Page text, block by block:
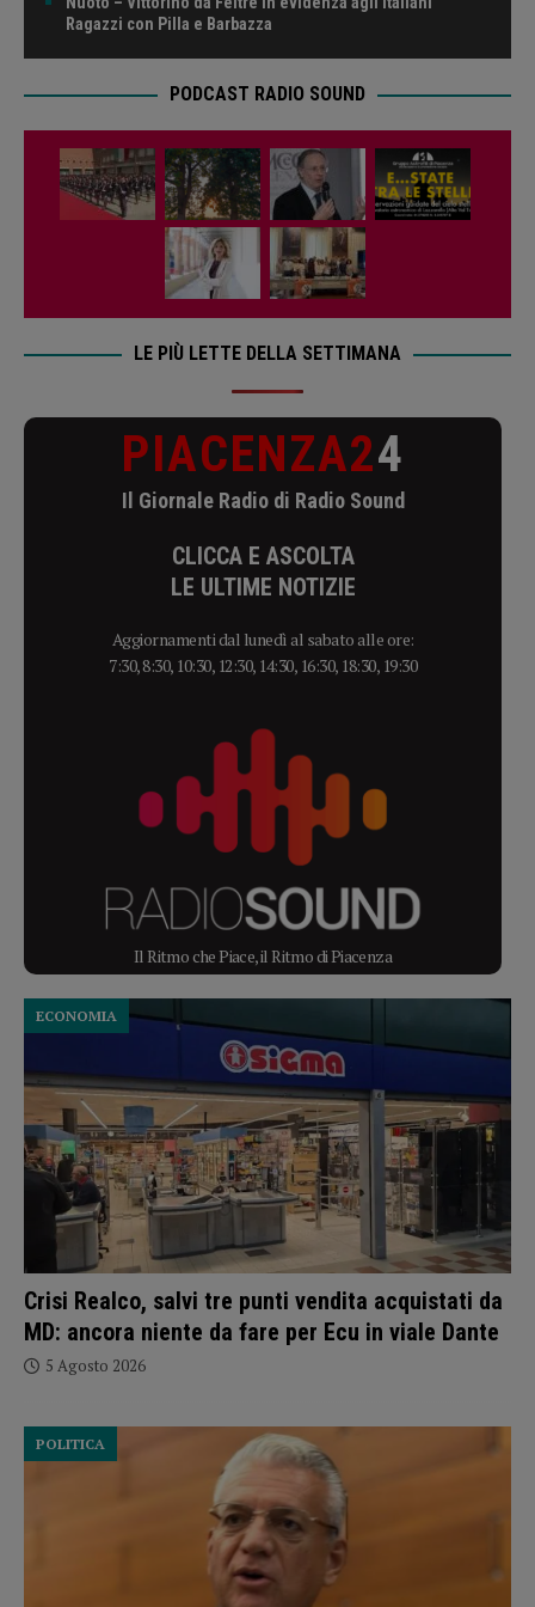
Ragazzi con Pilla e Barbazza
PODCAST RADIO SOUND
LE PIÙ LETTE DELLA SETTIMANA
PIACENZA24
Il Giornale Radio di Radio Sound
CLICCA E ASCOLTA
LE ULTIME NOTIZIE
Aggiornamenti dal lunedì al sabato alle ore:
7:30, 8:30, 10:30, 12:30, 14:30, 16:30, 18:30, 19:30
Il Ritmo che Piace, il Ritmo di Piacenza
Crisi Realco, salvi tre punti vendita acquistati da
MD: ancora niente da fare per Ecu in viale Dante
ECONOMIA
5 Agosto 2026
POLITICA